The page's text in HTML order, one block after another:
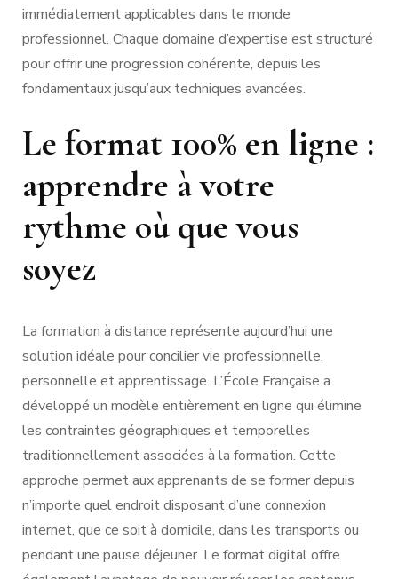
immédiatement applicables dans le monde
professionnel. Chaque domaine d’expertise est structuré
pour offrir une progression cohérente, depuis les
fondamentaux jusqu’aux techniques avancées.
Le format 100% en ligne :
apprendre à votre
rythme où que vous
soyez
La formation à distance représente aujourd’hui une
solution idéale pour concilier vie professionnelle,
personnelle et apprentissage. L’École Française a
développé un modèle entièrement en ligne qui élimine
les contraintes géographiques et temporelles
traditionnellement associées à la formation. Cette
approche permet aux apprenants de se former depuis
n’importe quel endroit disposant d’une connexion
internet, que ce soit à domicile, dans les transports ou
pendant une pause déjeuner. Le format digital offre